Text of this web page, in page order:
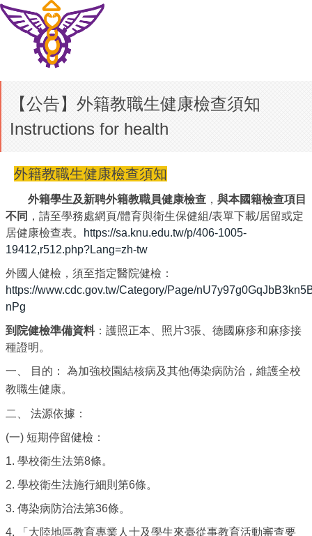
【公告】外籍教職生健康檢查須知
Instructions for health
外籍教職生健康檢查須知
外籍學生及新聘外籍教職員健康檢查 ， 與本國籍檢查項目
不同 ，請至學務處網頁/體育與衛生保健組/表單下載/居留或定
居健康檢查表。
https://sa.knu.edu.tw/p/406-1005-
19412,r512.php?Lang=zh-tw
外國人健檢，須至指定醫院健檢：
https://www.cdc.gov.tw/Category/Page/
nPg
到院健檢準備資料：護照正本、照片3張、德國麻疹和麻疹接
種證明。
一、 目的： 為加強校園結核病及其他傳染病防治，維護全校
教職生健康。
二、 法源依據：
(一) 短期停留健檢：
1. 學校衛生法第8條。
2. 學校衛生法施行細則第6條。
3. 傳染病防治法第36條。
4. 「大陸地區教育專業人士及學生來臺從事教育活動審查要